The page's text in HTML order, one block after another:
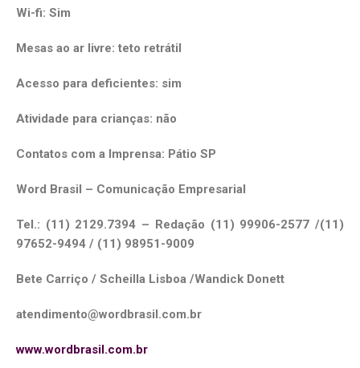
Wi-fi: Sim
Mesas ao ar livre: teto retrátil
Acesso para deficientes: sim
Atividade para crianças: não
Contatos com a Imprensa: Pátio SP
Word Brasil – Comunicação Empresarial
Tel.: (11) 2129.7394 – Redação (11) 99906-2577 /(11)
97652-9494 / (11) 98951-9009
Bete Carriço / Scheilla Lisboa /Wandick Donett
atendimento@wordbrasil.com.br
www.wordbrasil.com.br